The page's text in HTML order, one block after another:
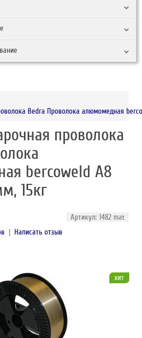
Bedra Проволока алюмомедная
проволока
bercoweld A8
15кг
Артикул: 1482 mat
| Написать отзыв
хит